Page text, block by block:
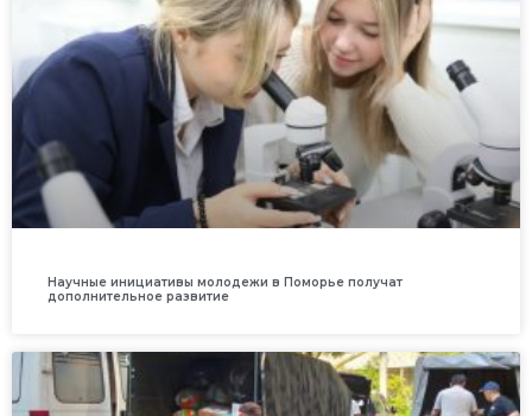
Научные инициативы молодежи в Поморье получат
дополнительное развитие